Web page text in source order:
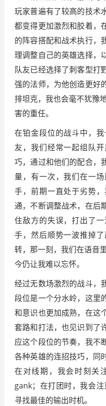
玩家普遍有了较高的技术
都变得更加激烈和胶着，
的阵容搭配和战术执行，
理调整自己的英雄选择，
队友已经选择了刺客型打
强的法师，为他创造更好
排坦克，我也会毫不犹豫
害的重任。
在铂金段位的战斗中，
友，我们经常一起组队
巧，通过和他们的配合，
量，有一次，我们在一
手，前期一直处于劣势
通，不断调整战术，在后
住敌方的失误，打出了
手，然后顺势一波推掉
转，那一刻，我们在语音
今仍让我难以忘怀。
经过无数场激烈的战斗，
段位是一个分水岭，这里
和意识也更加成熟，在这
套路和打法，也见识到了
应这个段位的节奏，我不
各种英雄的连招技巧，同
在对线期，我会时刻关
gank；在打团时，我会
寻找最佳的输出时机。